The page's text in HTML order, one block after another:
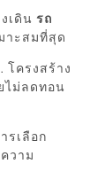
เดิน รถ
าะสมที่สุด
โครงสร้าง
ไม่ลดทอน
รเลือก
วาม